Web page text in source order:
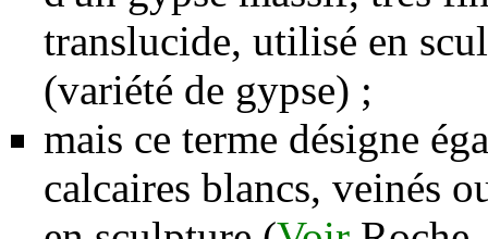
translucide, utilisé en
(variété de gypse) ;
mais ce terme désigne
calcaires blancs, veinés